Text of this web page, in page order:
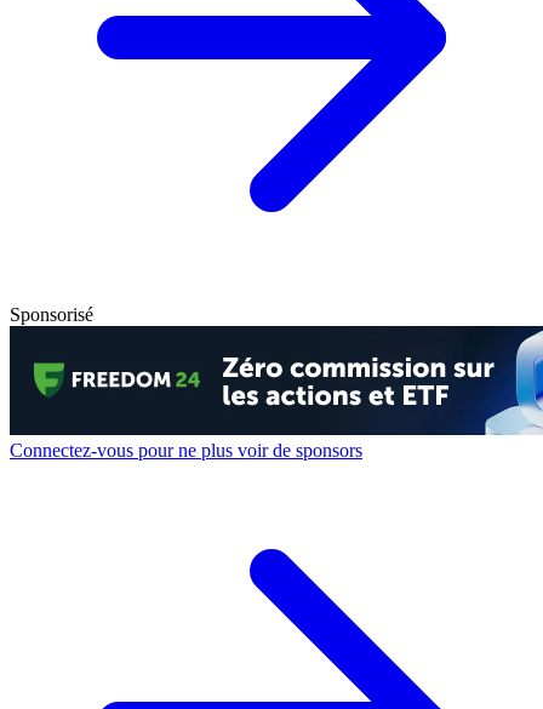
Sponsorisé
Connectez-vous pour ne plus voir de sponsors